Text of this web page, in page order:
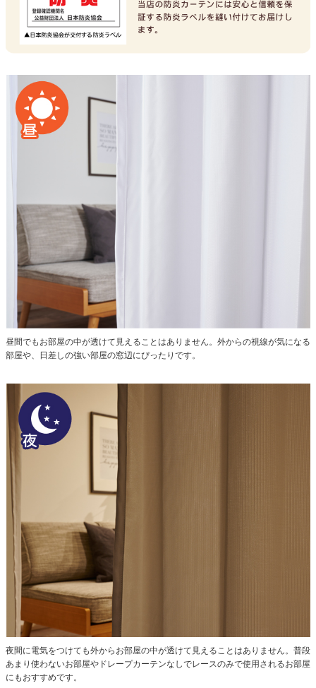
昼間でもお部屋の中が透けて見えることはありません。外からの視線が気になる
部屋や、日差しの強い部屋の窓辺にぴったりです。
夜間に電気をつけても外からお部屋の中が透けて見えることはありません。普段
あまり使わないお部屋やドレープカーテンなしでレースのみで使用されるお部屋
にもおすすめです。